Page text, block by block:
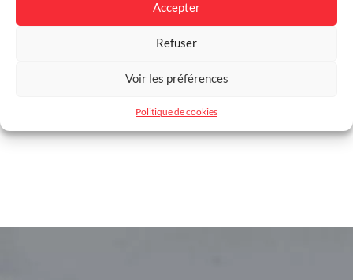
Accepter
Refuser
Voir les préférences
Politique de cookies
litres).
RAL 9005
Poubelle Venise